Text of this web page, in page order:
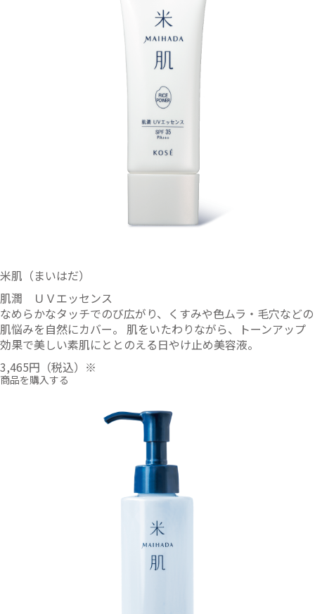
米肌（まいはだ）
肌潤 ＵＶエッセンス
なめらかなタッチでのび広がり、くすみや色ムラ・毛穴などの
肌悩みを自然にカバー。 肌をいたわりながら、トーンアップ
効果で美しい素肌にととのえる日やけ止め美容液。
3,465円 （税込）※
商品を購入する